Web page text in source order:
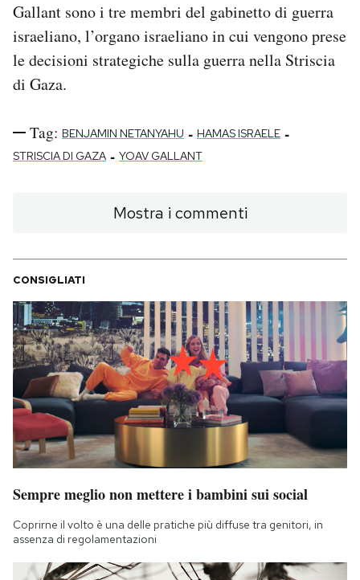
Gallant sono i tre membri del gabinetto di guerra
israeliano, l’organo israeliano in cui vengono prese
le decisioni strategiche sulla guerra nella Striscia
di Gaza.
Tag: BENJAMIN NETANYAHU - HAMAS ISRAELE -
STRISCIA DI GAZA - YOAV GALLANT
Mostra i commenti
CONSIGLIATI
Sempre meglio non mettere i bambini sui social
Coprirne il volto è una delle pratiche più diffuse tra genitori, in
assenza di regolamentazioni